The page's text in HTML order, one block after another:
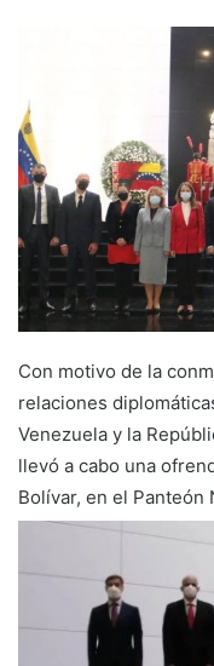
Con motivo de la
relaciones
Venezuela y la
llevó a cabo una
Bolívar, en el Panteón